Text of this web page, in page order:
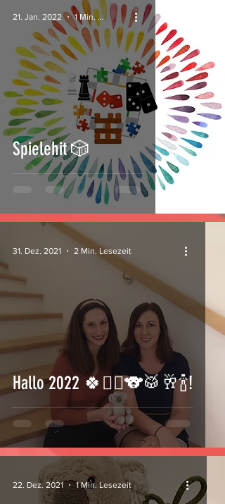
Spielehit 🎲
21. Jan. 2022 1 Min. Lesezeit
Hallo 2022 🍀🧚‍♂️🐨🥁🥂🍾!
31. Dez. 2021 2 Min. Lesezeit
22. Dez. 2021 1 Min. Lesezeit